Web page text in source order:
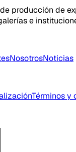
producción de
e
NosotrosNoticias
Términos y